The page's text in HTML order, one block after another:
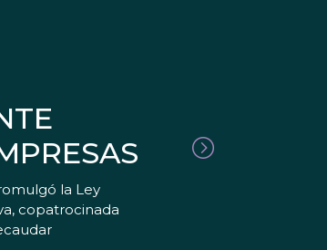
la Ley
copatrocinada